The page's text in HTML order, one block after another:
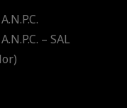
– SAL